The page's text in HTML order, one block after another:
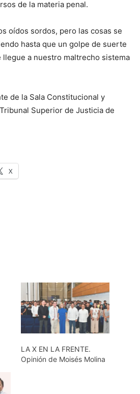
de la materia penal.
oídos sordos, pero las cosas se
hasta que un golpe de suerte
a nuestro maltrecho sistema
de la Sala Constitucional y
Superior de Justicia de
X
LA X EN LA FRENTE.
Opinión de Moisés Molina